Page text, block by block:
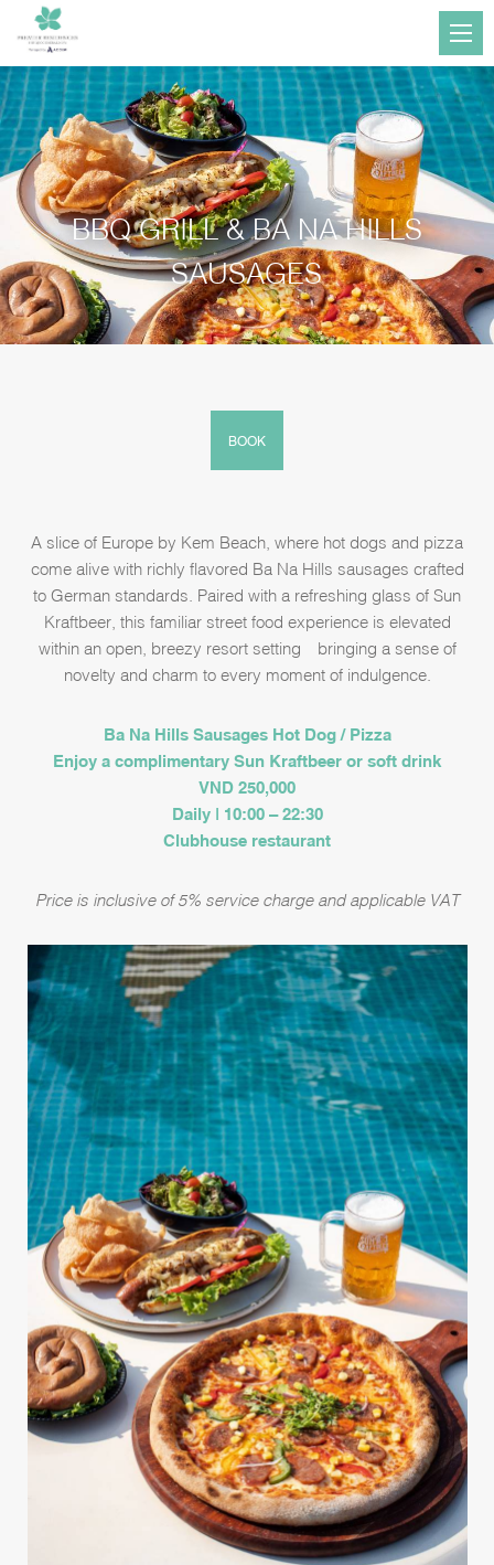
BBQ GRILL & BA NA HILLS
SAUSAGES
BOOK
A slice of Europe by Kem Beach, where hot dogs and pizza
come alive with richly flavored Ba Na Hills sausages crafted
to German standards. Paired with a refreshing glass of Sun
Kraftbeer, this familiar street food experience is elevated
within an open, breezy resort setting—bringing a sense of
novelty and charm to every moment of indulgence.
Ba Na Hills Sausages Hot Dog / Pizza
Enjoy a complimentary Sun Kraftbeer or soft drink
VND 250,000
Daily | 10:00 – 22:30
Clubhouse restaurant
Price is inclusive of 5% service charge and applicable VAT